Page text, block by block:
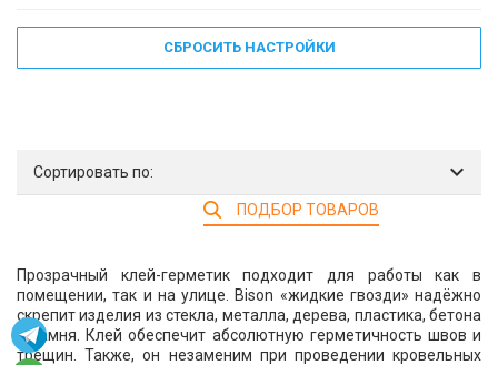
СБРОСИТЬ НАСТРОЙКИ
Сортировать по:
ПОДБОР ТОВАРОВ
Прозрачный клей-герметик подходит для работы как в
помещении, так и на улице. Bison «жидкие гвозди» надёжно
скрепит изделия из стекла, металла, дерева, пластика, бетона
и камня. Клей обеспечит абсолютную герметичность швов и
трещин. Также, он незаменим при проведении кровельных